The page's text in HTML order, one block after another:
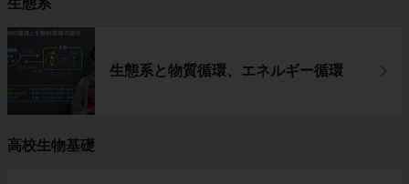
生態系
生態系と物質循環、エネルギー循環
高校生物基礎